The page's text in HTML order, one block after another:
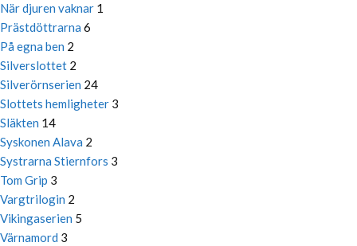
När djuren vaknar 1
Prästdöttrarna 6
På egna ben 2
Silverslottet 2
Silverörnserien 24
Slottets hemligheter 3
Släkten 14
Syskonen Alava 2
Systrarna Stiernfors 3
Tom Grip 3
Vargtrilogin 2
Vikingaserien 5
Värnamord 3